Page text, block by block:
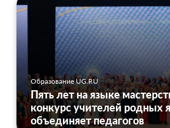
Образование UG.RU
Пять лет на языке
конкурс учителей родных
объединяет педагогов